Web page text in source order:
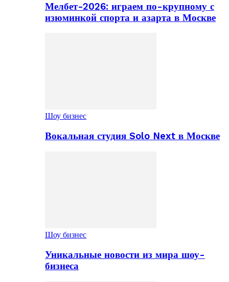
Мелбет-2026: играем по-крупному с
изюминкой спорта и азарта в Москве
Шоу бизнес
Вокальная студия Solo Next в Москве
Шоу бизнес
Уникальные новости из мира шоу-
бизнеса